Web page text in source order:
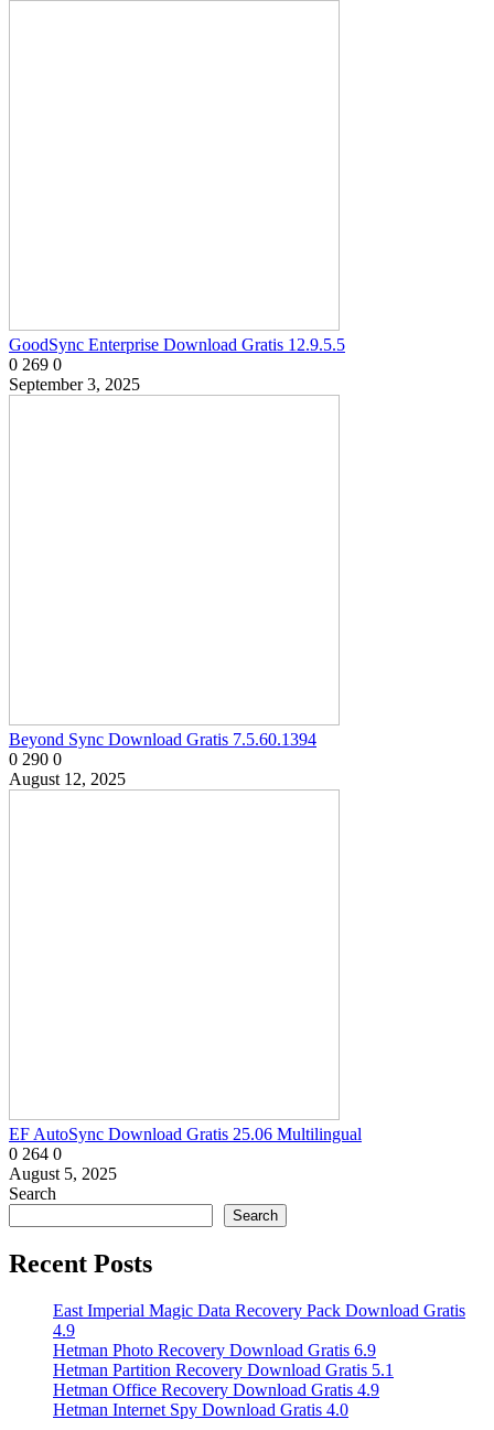
GoodSync Enterprise Download Gratis 12.9.5.5
0 269 0
September 3, 2025
Beyond Sync Download Gratis 7.5.60.1394
0 290 0
August 12, 2025
EF AutoSync Download Gratis 25.06 Multilingual
0 264 0
August 5, 2025
Search
Search
Recent Posts
East Imperial Magic Data Recovery Pack Download Gratis
4.9
Hetman Photo Recovery Download Gratis 6.9
Hetman Partition Recovery Download Gratis 5.1
Hetman Office Recovery Download Gratis 4.9
Hetman Internet Spy Download Gratis 4.0